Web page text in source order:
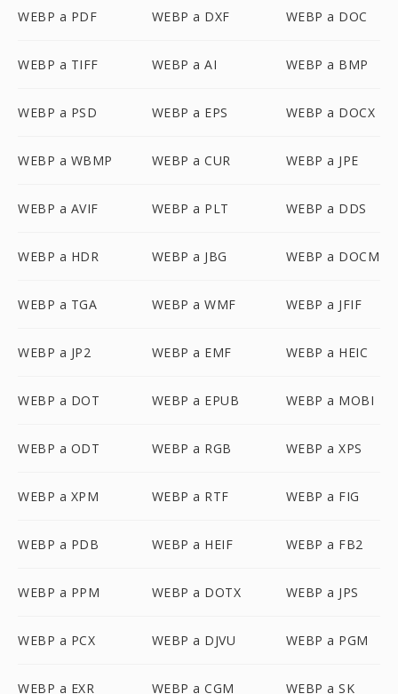
WEBP a PDF WEBP a DXF WEBP a DOC
WEBP a TIFF WEBP a AI WEBP a BMP
WEBP a PSD WEBP a EPS WEBP a DOCX
WEBP a WBMP WEBP a CUR WEBP a JPE
WEBP a AVIF WEBP a PLT WEBP a DDS
WEBP a HDR WEBP a JBG WEBP a DOCM
WEBP a TGA WEBP a WMF WEBP a JFIF
WEBP a JP2 WEBP a EMF WEBP a HEIC
WEBP a DOT WEBP a EPUB WEBP a MOBI
WEBP a ODT WEBP a RGB WEBP a XPS
WEBP a XPM WEBP a RTF WEBP a FIG
WEBP a PDB WEBP a HEIF WEBP a FB2
WEBP a PPM WEBP a DOTX WEBP a JPS
WEBP a PCX WEBP a DJVU WEBP a PGM
WEBP a EXR WEBP a CGM WEBP a SK